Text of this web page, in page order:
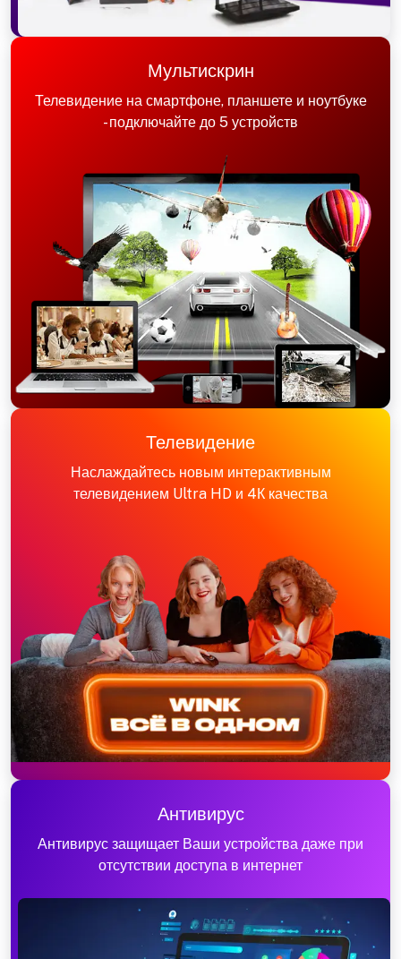
Мультискрин
Телевидение на смартфоне, планшете и ноутбуке
- подключайте до 5 устройств
Телевидение
Наслаждайтесь новым интерактивным
телевидением Ultra HD и 4К качества
Антивирус
Антивирус защищает Ваши устройства даже при
отсутствии доступа в интернет